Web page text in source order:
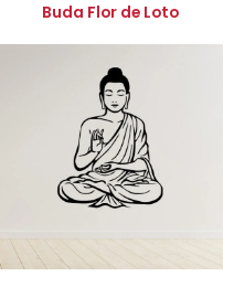
Buda Flor de Loto